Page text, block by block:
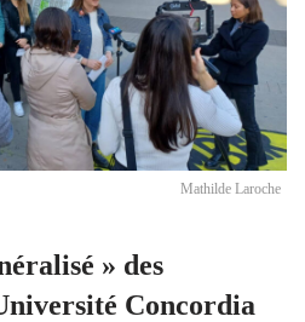
Mathilde Laroche
» des
Concordia